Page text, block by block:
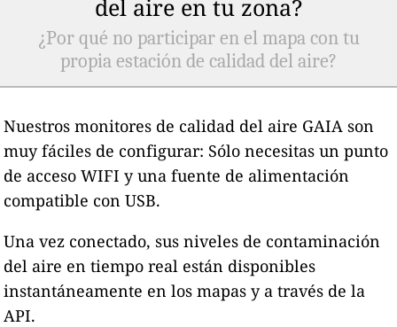
del aire en tu zona?
¿Por qué no participar en el mapa con tu
propia estación de calidad del aire?
Nuestros monitores de calidad del aire GAIA son
muy fáciles de configurar: Sólo necesitas un punto
de acceso WIFI y una fuente de alimentación
compatible con USB.
Una vez conectado, sus niveles de contaminación
del aire en tiempo real están disponibles
instantáneamente en los mapas y a través de la
API.